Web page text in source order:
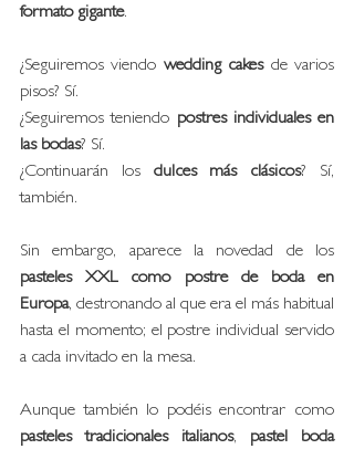
formato gigante.
¿Seguiremos viendo wedding cakes de varios
pisos? Sí.
¿Seguiremos teniendo postres individuales en
las bodas? Sí.
¿Continuarán los dulces más clásicos? Sí,
también.
Sin embargo, aparece la novedad de los
pasteles XXL como postre de boda en
Europa, destronando al que era el más habitual
hasta el momento; el postre individual servido
a cada invitado en la mesa.
Aunque también lo podéis encontrar como
pasteles tradicionales italianos, pastel boda